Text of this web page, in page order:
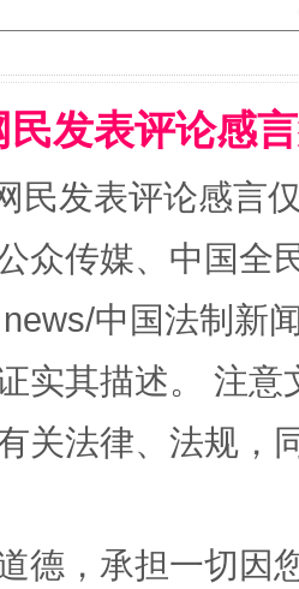
发表评论感
民发表评论感言
众传媒、中国全
中国法制新
实其描述。 注
关法律、法规，
德，承担一切因